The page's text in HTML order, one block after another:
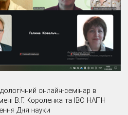
онлайн-семінар в
В.Г. Короленка та ІВО НАПН
Дня науки